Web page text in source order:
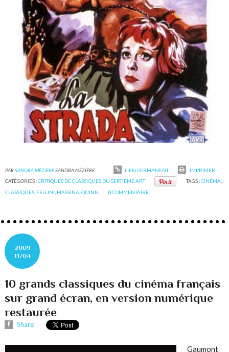
PARSANDRA MÉZIÈRESANDRA MÉZIÈRE LIEN PERMANENT
IMPRIMER
CATÉGORIES :CRITIQUES DE CLASSIQUES DU SEPTIEME ART TAGS :CINÉMA
CLASSIQUES FELLINI MASSINA ,QUINN 0COMMENTAIRE
2009
11/04
10 grands classiques du cinéma français
sur grand écran, en version numérique
restaurée
Share
Gaumont